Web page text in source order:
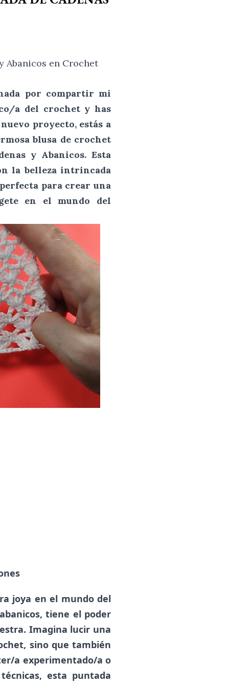
Abanicos en Crochet
por compartir mi
a del crochet y has
proyecto, estás a
blusa de crochet
y Abanicos. Esta
la belleza intrincada
para crear una
en el mundo del
joya en el mundo del
tiene el poder
Imagina lucir una
sino que también
a experimentado/a o
esta puntada